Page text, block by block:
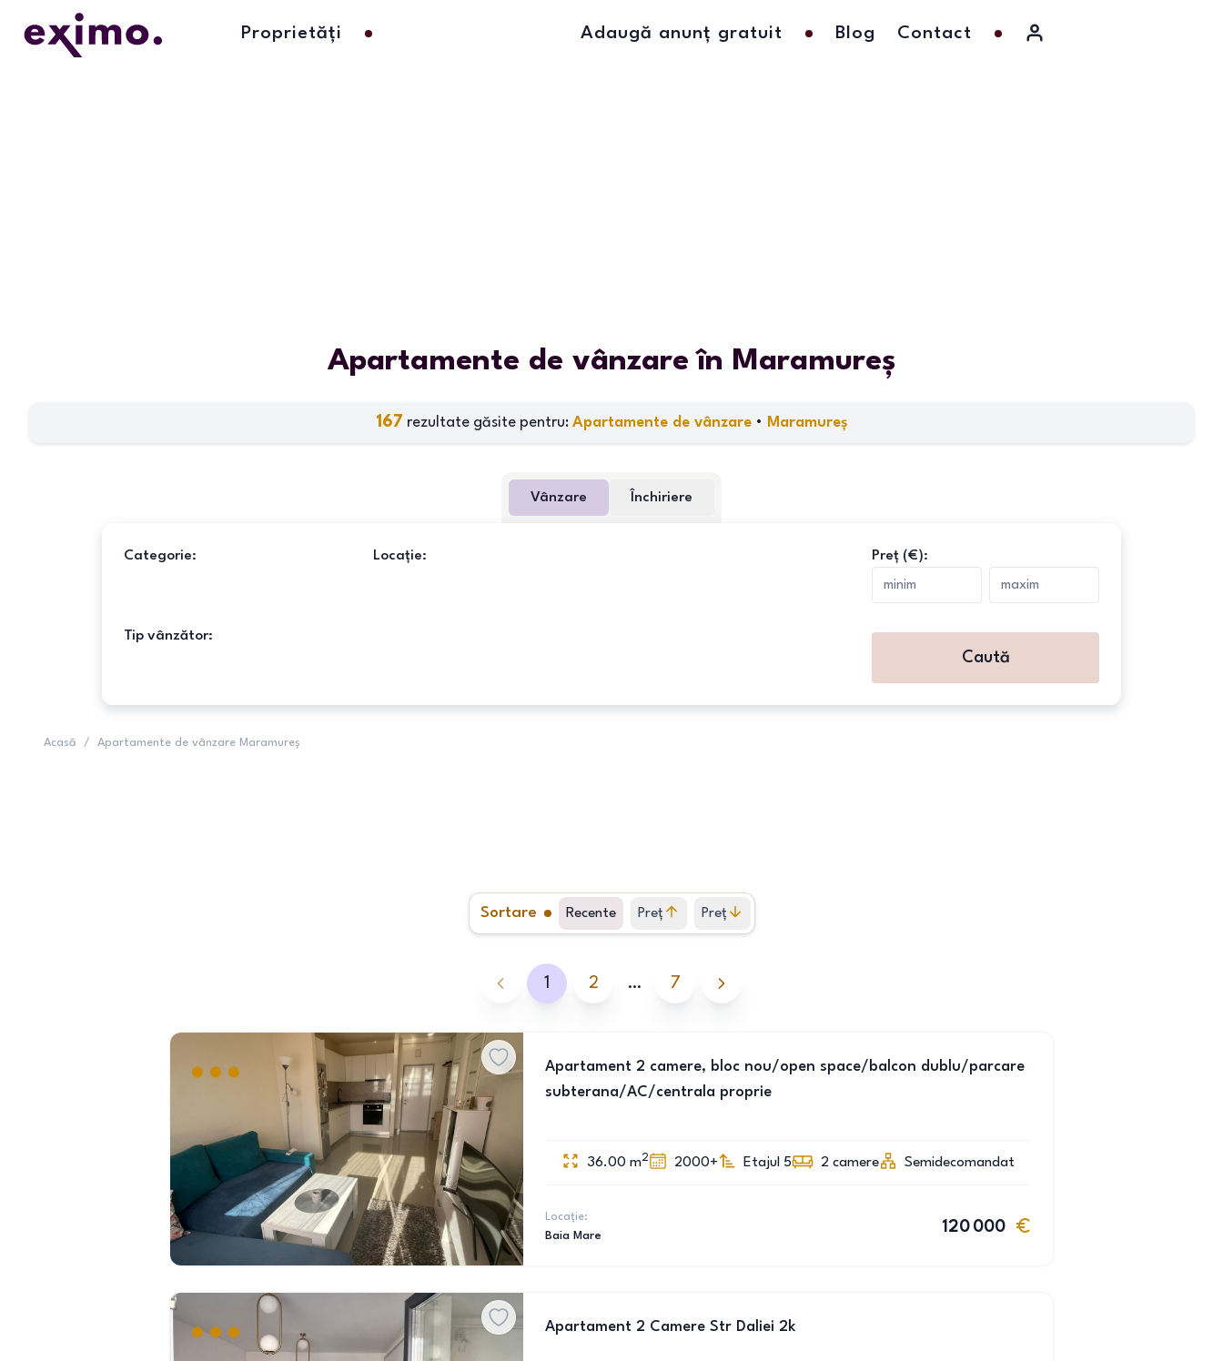
Proprietăți Adaugă anunț gratuit Blog Contact
Apartamente de vânzare în Maramureș
167 rezultate găsite pentru: Apartamente de vânzare • Maramureș
Vânzare Închiriere
Categorie: Locație: Preț (€):
Tip vânzător:
Caută
Acasă / Apartamente de vânzare Maramureș
Sortare Recente Preț
crescător
Preț
descrescător
1 2 … 7
Apartament 2 camere, bloc nou/open space/balcon dublu/parcare
subterana/AC/centrala proprie
36.00 m2 2000+ Etajul 5 2 camere Semidecomandat
Locație:
Baia Mare
120 000
Apartament 2 Camere Str Daliei 2k